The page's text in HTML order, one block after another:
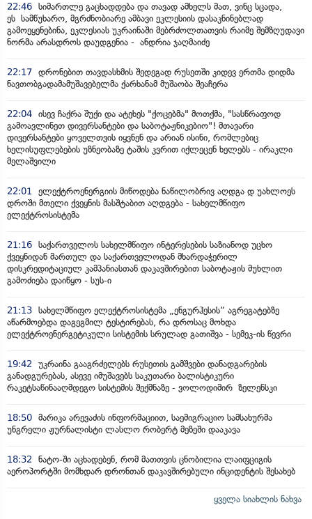
22:46 სიმართლე გაცხადდება და თავად ამხელს მათ, ვინც სცადა,
ეს სამწუხარო, მგრძნობიარე ამბავი ეკლესიის დასაკნინებლად
გამოეყენებინა, ეკლესიას უკრაინაში მებრძოლთათვის რაიმე შემზღუდავი
ნორმა არასდროს დაუდგენია - ანდრია ჯაღმაიძე
22:17 დრონებით თავდასხმის შედეგად რუსეთში კიდევ ერთმა დიდმა
ნავთობგადამამუშავებელმა ქარხანამ მუშაობა შეაჩერა
22:04 ისევ ჩაქრა შუქი და ატეხეს "ქოცებმა" მოთქმა, "სასწრაფოდ
გამოავლინეთ დივერსანტები და საბოტაჟნიკებიო"! მთავარი
დივერსანტები ყოველთვის იყვნენ და არიან ისინი, რომლებიც
ხელისუფლებების უზნეობაზე ტაშის კვრით იქლეცენ ხელებს - ირაკლი
მელაშვილი
22:01
ელექტროენერგიის მიწოდება ნაწილობრივ აღდგა დ უახლოეს
დროში მთელი ქვეყნის მასშტაბით აღდგება - სახელმწიფო
ელექტროსისტემა
21:16 საქართველოს სახელმწიფო ინტერესების საზიანოდ უცხო
ქვეყნიდან მართულ და საქართველოდან მხარდაჭერილ
დისკრედიტაციულ კამპანიასთან დაკავშირებით საბოტაჟის მუხლით
გამოძიება დაიწყო - სუს-ი
21:13 სახელმწიფო ელექტროსისტემა „ენგურჰესის“ აგრეგატებზე
აწარმოებდა დაგეგმილ ტესტირებას, რა დროსაც მოხდა
ელექტროენერგეტიკული სისტემის სრულად გათიშვა - სემეკ-ის წევრი
19:42
უკრაინა გააგრძელებს რუსეთის გამშვები დანადგარების
განადგურებას, ასევე იმუშავებს საკუთარი ბალისტიკური
რაკეტსაწინააღმდეგო სისტემის შექმნაზე - ვოლოდიმირ ზელენსკი
18:50 მარიკა არევაძის ინფორმაციით, საემიგრაციო სამსახურმა
უნგრელი ჟურნალისტი ლასლო რობერტ მეზეში დააკავა
18:32
ნატო-ში აცხადებენ, რომ მათთვის ცნობილია ლაიფციგის
აეროპორტში მომხდარ დრონთან დაკავშირებული ინციდენტის შესახებ
ყველა სიახლის ნახვა